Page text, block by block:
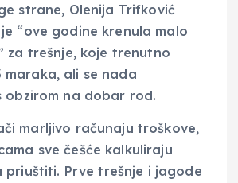
strane, Olenija Trifković
“ove godine krenula malo
za trešnje, koje trenutno
maraka, ali se nada
obzirom na dobar rod.
marljivo računaju troškove,
sve češće kalkuliraju
priuštiti. Prve trešnje i jagode